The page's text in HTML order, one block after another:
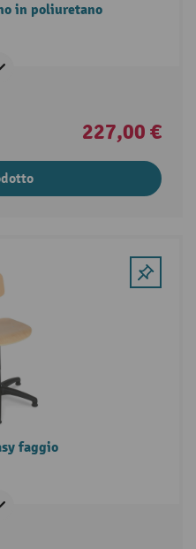
in poliuretano
227,00 €
faggio